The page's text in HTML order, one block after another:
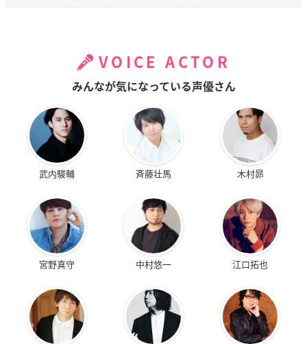
VOICE ACTOR
みんなが気になっている声優さん
武内駿輔 斉藤壮馬 木村昴
宮野真守 中村悠一 江口拓也